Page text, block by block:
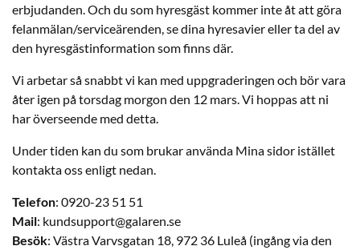
erbjudanden. Och du som hyresgäst kommer inte åt att göra
felanmälan/serviceärenden, se dina hyresavier eller ta del av
den hyresgästinformation som finns där.
Vi arbetar så snabbt vi kan med uppgraderingen och bör vara
åter igen på torsdag morgon den 12 mars. Vi hoppas att ni
har överseende med detta.
Under tiden kan du som brukar använda Mina sidor istället
kontakta oss enligt nedan.
Telefon: 0920-23 51 51
Mail: kundsupport@galaren.se
Besök: Västra Varvsgatan 18, 972 36 Luleå (ingång via den